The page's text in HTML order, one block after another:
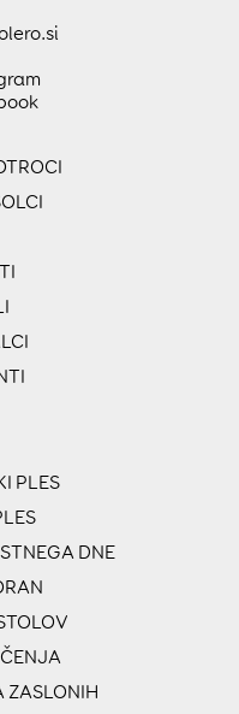
PLES
DNE
ZASLONIH